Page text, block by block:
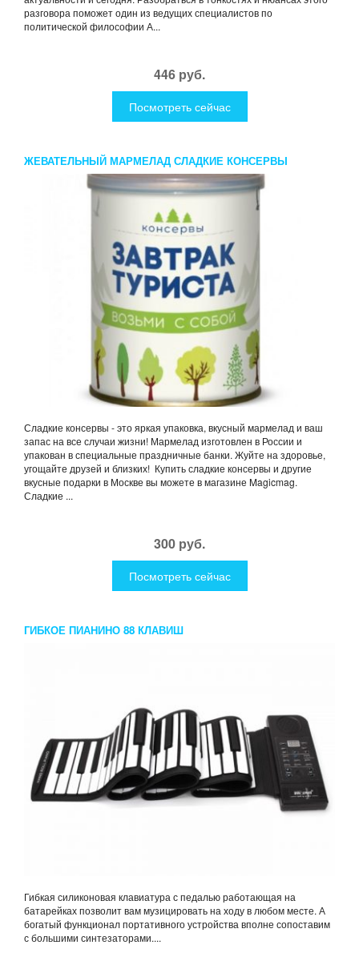
разговора поможет один из ведущих специалистов по
политической философии А...
446 руб.
Посмотреть сейчас
ЖЕВАТЕЛЬНЫЙ МАРМЕЛАД СЛАДКИЕ КОНСЕРВЫ
ЗАВТРАК ТУРИСТА
Сладкие консервы - это яркая упаковка, вкусный мармелад и ваш
запас на все случаи жизни! Мармелад изготовлен в России и
упакован в специальные праздничные банки. Жуйте на здоровье,
угощайте друзей и близких! Купить сладкие консервы и другие
вкусные подарки в Москве вы можете в магазине Magicmag.
Сладкие ...
300 руб.
Посмотреть сейчас
ГИБКОЕ ПИАНИНО 88 КЛАВИШ
Гибкая силиконовая клавиатура с педалью работающая на
батарейках позволит вам музицировать на ходу в любом месте. А
богатый функционал портативного устройства вполне сопоставим
с большими синтезаторами....